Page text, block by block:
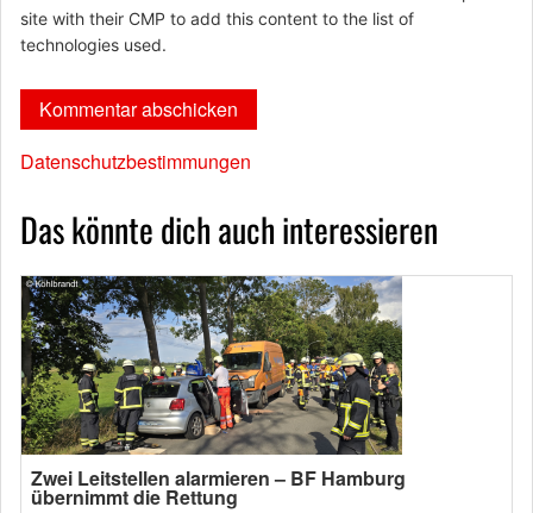
site with their CMP to add this content to the list of
technologies used.
Datenschutzbestimmungen
Das könnte dich auch interessieren
Zwei Leitstellen alarmieren – BF Hamburg
übernimmt die Rettung